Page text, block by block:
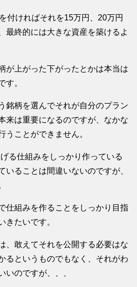
付ければそれを15万円、20万円
最終的には大きな資産を築けるよ
が上がった下がったとかは本当は
す。
銘柄を選んでそれが自分のプラン
来は重要になるのですが、なかな
うことができません。
る仕組みをしっかり作っている
いることは間違いないのですが、
仕組みを作ることをしっかり目指
きたいです。
、敢えてそれを公開する必要はな
るというものでもなく、それがわ
いのですが、、、